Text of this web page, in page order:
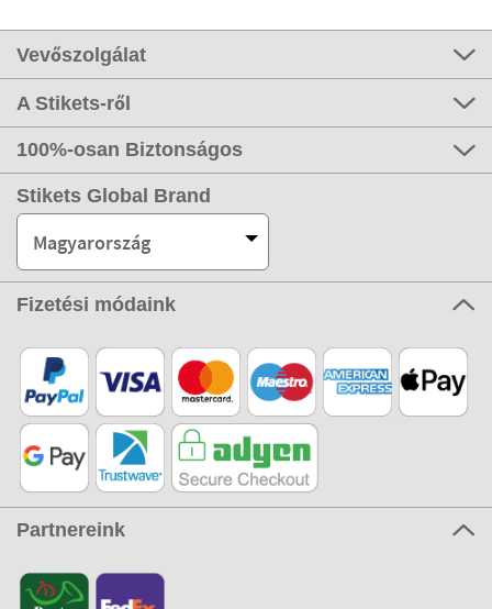
Vevőszolgálat
A Stikets-ről
100%-osan Biztonságos
Stikets Global Brand
Magyarország
Fizetési módaink
Partnereink